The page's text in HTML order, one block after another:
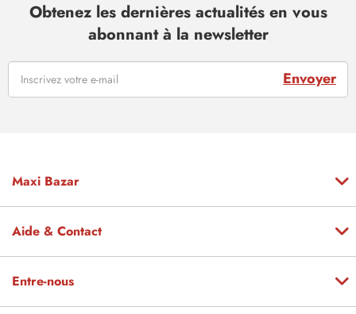
Obtenez les dernières actualités en vous
abonnant à la newsletter
Envoyer
Maxi Bazar
Aide & Contact
Entre-nous